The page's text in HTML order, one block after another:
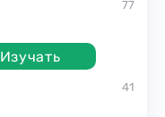
Изучать
77
41